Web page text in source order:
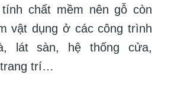
chất mềm nên gỗ còn
vật dụng ở các công trình
lát sàn, hệ thống cửa,
trang trí…